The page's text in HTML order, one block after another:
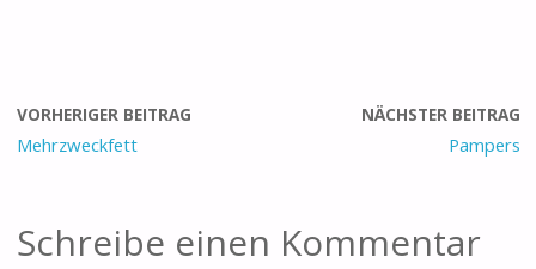
VORHERIGER BEITRAG
Mehrzweckfett
NÄCHSTER BEITRAG
Pampers
Schreibe einen Kommentar